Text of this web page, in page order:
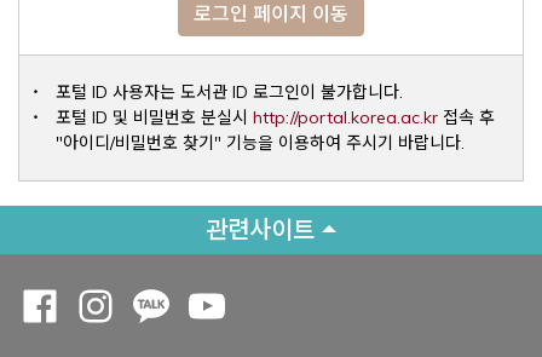
로그인 페이지 이동
포털 ID 사용자는 도서관 ID 로그인이 불가합니다.
포털 ID 및 비밀번호 분실시 http://portal.korea.ac.krOpens a
접속 후
"아이디/비밀번호 찾기" 기능을 이용하여 주시기 바랍니다.
관련사이트
Opens a new window
Opens a new window
Opens a new window